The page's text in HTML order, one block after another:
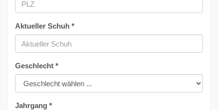
Aktueller Schuh *
Geschlecht *
Jahrgang *